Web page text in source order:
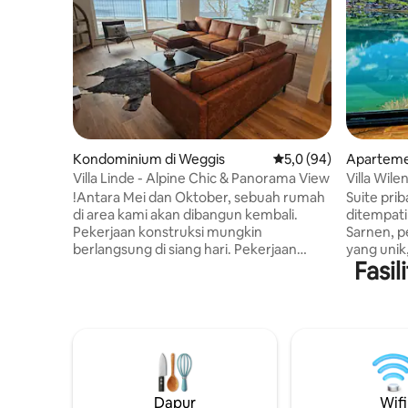
Kondominium di Weggis Nilai rata-rata 5,0 dari
5,0 (94)
Villa Linde - Alpine Chic & Panorama View
!Antara Mei dan Oktober, sebuah rumah
di area kami akan dibangun kembali.
Pekerjaan konstruksi mungkin
berlangsung di siang hari. Pekerjaan
yang menakjubkan. Nikmati desain
bergaya, fasilitas canggih, dan teras
pribadi yang cocok untuk mengagumi
Villa
Suite
ditempati
Sarnen,
yang
yang
lantai di
parkir
Dapur Wifi